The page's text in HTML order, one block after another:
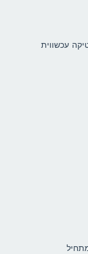
עכשווית